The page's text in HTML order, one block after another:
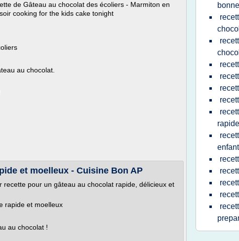
de Gâteau au chocolat des écoliers - Marmiton en
cooking for the kids cake tonight
au chocolat.
et moelleux - Cuisine Bon AP
pour un gâteau au chocolat rapide, délicieux et
rapide et moelleux
au chocolat !
bonne
rapide